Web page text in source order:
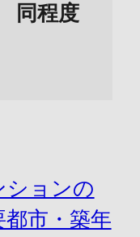
同程度
ションの
市・築年